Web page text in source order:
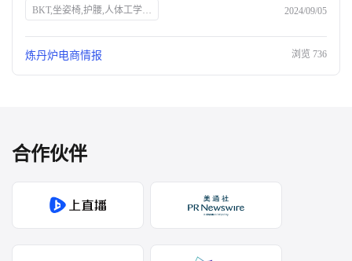
BKT,坐姿椅,护腰,人体工学,抖音,家居家纺,销量,网红,品牌力,电商布局,直播带货,消费者需求 2024/09/05
炼丹炉电商情报 浏览 736
合作伙伴